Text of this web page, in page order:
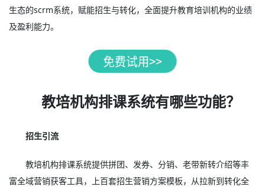
生态的scrm系统，赋能招生与转化，全面提升教育培训机构的业绩
及盈利能力。
教培机构排课系统有哪些功能？
招生引流
教培机构排课系统提供拼团、发券、分销、老带新转介绍等丰
富全域营销获客工具，上百套招生营销方案模板，从拉新到转化全